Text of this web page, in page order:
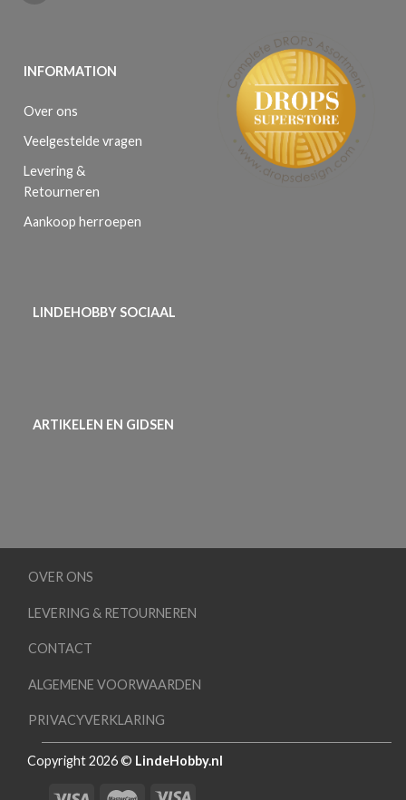
INFORMATION
Over ons
Veelgestelde vragen
Levering &
Retourneren
Aankoop herroepen
LINDEHOBBY SOCIAAL
ARTIKELEN EN GIDSEN
OVER ONS
LEVERING & RETOURNEREN
CONTACT
ALGEMENE VOORWAARDEN
PRIVACYVERKLARING
Copyright 2026 © LindeHobby.nl